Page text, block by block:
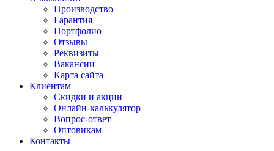
Производство
Гарантия
Портфолио
Отзывы
Реквизиты
Вакансии
Карта сайта
Клиентам
Скидки и акции
Онлайн-калькулятор
Вопрос-ответ
Оптовикам
Контакты